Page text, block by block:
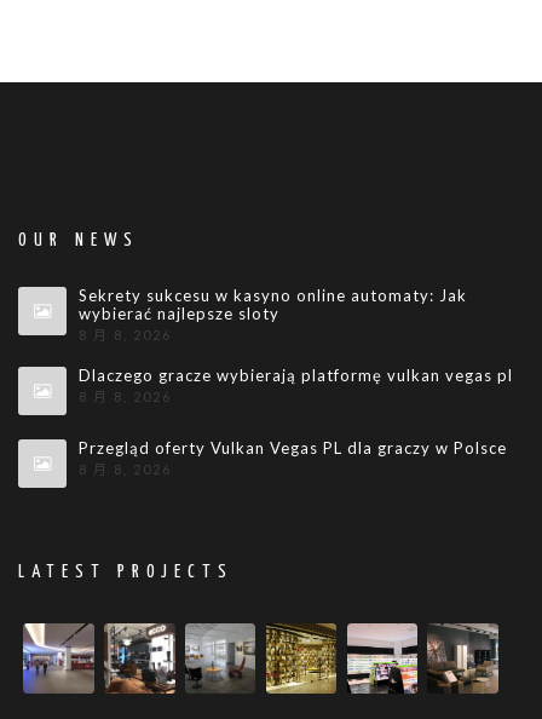
OUR NEWS
Sekrety sukcesu w kasyno online automaty: Jak
wybierać najlepsze sloty
8 月 8, 2026
Dlaczego gracze wybierają platformę vulkan vegas pl
8 月 8, 2026
Przegląd oferty Vulkan Vegas PL dla graczy w Polsce
8 月 8, 2026
LATEST PROJECTS